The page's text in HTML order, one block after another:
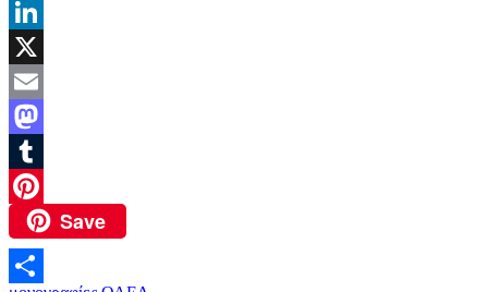
Skype
LinkedIn
X
Email
Mastodon
Tumblr
PinterestSave